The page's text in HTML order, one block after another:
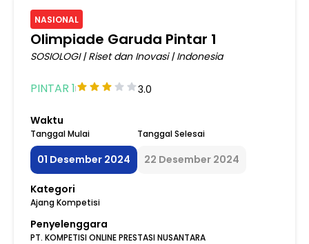
NASIONAL
Olimpiade Garuda Pintar 1
SOSIOLOGI|Riset dan Inovasi|Indonesia
PINTAR 1 3.0
Waktu
Tanggal Mulai
01 Desember 2024
Tanggal Selesai
22 Desember 2024
Kategori
Ajang Kompetisi
Penyelenggara
PT. KOMPETISI ONLINE PRESTASI NUSANTARA